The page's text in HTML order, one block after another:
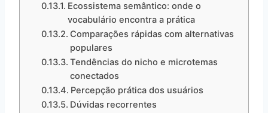
Ecossistema semântico: onde o
vocabulário encontra a prática
Comparações rápidas com alternativas
populares
Tendências do nicho e microtemas
conectados
Percepção prática dos usuários
Dúvidas recorrentes